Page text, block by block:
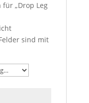
„Drop Leg
sind mit